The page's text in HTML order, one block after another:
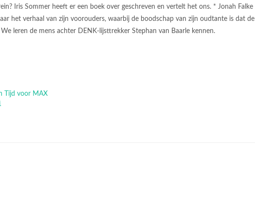
Iris Sommer heeft er een boek over geschreven en vertelt het ons. * Jonah Falke
het verhaal van zijn voorouders, waarbij de boodschap van zijn oudtante is dat de
leren de mens achter DENK-lijsttrekker Stephan van Baarle kennen.
Tijd voor MAX